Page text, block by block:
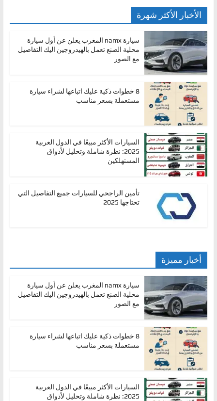
الأخبار الأكثر شهرة
سيارة namx المغرب يعلن عن أول سيارة
محلية الصنع تعمل بالهيدروجين اليك التفاصيل
مع الصور
8 خطوات ذكية عليك اتباعها لشراء سيارة
مستعملة بسعر مناسب
السيارات الأكثر مبيعًا في الدول العربية
2025: نظرة شاملة وتحليل لأذواق
المستهلكين
تأمين الراجحي للسيارات جميع التفاصيل التي
تحتاجها 2025
أخبار مميزة
سيارة namx المغرب يعلن عن أول سيارة
محلية الصنع تعمل بالهيدروجين اليك التفاصيل
مع الصور
8 خطوات ذكية عليك اتباعها لشراء سيارة
مستعملة بسعر مناسب
السيارات الأكثر مبيعًا في الدول العربية
2025: نظرة شاملة وتحليل لأذواق